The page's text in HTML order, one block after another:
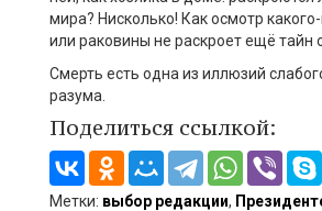
мира? Нисколько! Как осмотр
или раковины не раскроет ещё тайн
Смерть есть одна из иллюзий
разума.
Поделиться ссылкой:
Метки: выбор редакции,